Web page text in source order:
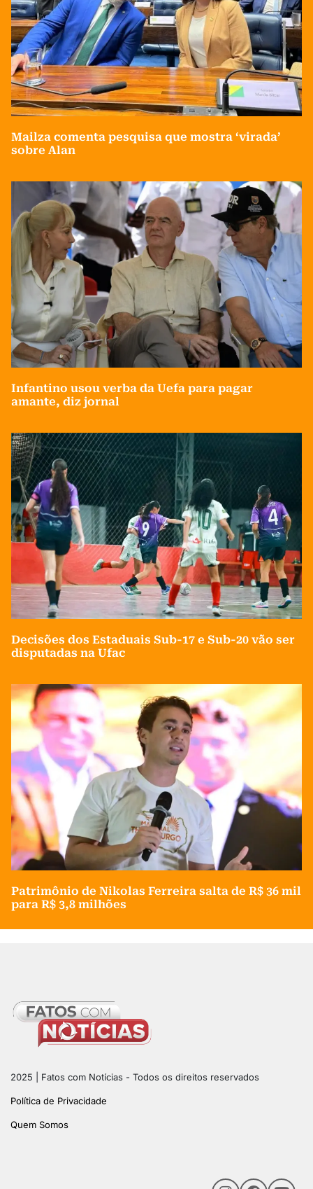
Mailza comenta pesquisa que mostra ‘virada’
sobre Alan
Infantino usou verba da Uefa para pagar
amante, diz jornal
Decisões dos Estaduais Sub-17 e Sub-20 vão ser
disputadas na Ufac
Patrimônio de Nikolas Ferreira salta de R$ 36 mil
para R$ 3,8 milhões
2025 | Fatos com Notícias - Todos os direitos reservados
Política de Privacidade
Quem Somos